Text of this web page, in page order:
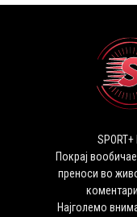
Покрај
преноси во
Најголемо